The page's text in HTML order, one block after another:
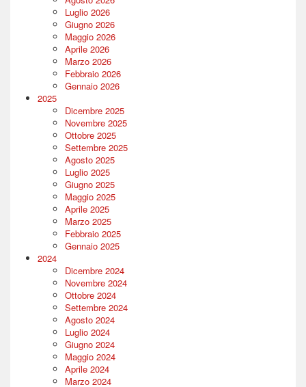
Luglio 2026
Giugno 2026
Maggio 2026
Aprile 2026
Marzo 2026
Febbraio 2026
Gennaio 2026
2025
Dicembre 2025
Novembre 2025
Ottobre 2025
Settembre 2025
Agosto 2025
Luglio 2025
Giugno 2025
Maggio 2025
Aprile 2025
Marzo 2025
Febbraio 2025
Gennaio 2025
2024
Dicembre 2024
Novembre 2024
Ottobre 2024
Settembre 2024
Agosto 2024
Luglio 2024
Giugno 2024
Maggio 2024
Aprile 2024
Marzo 2024